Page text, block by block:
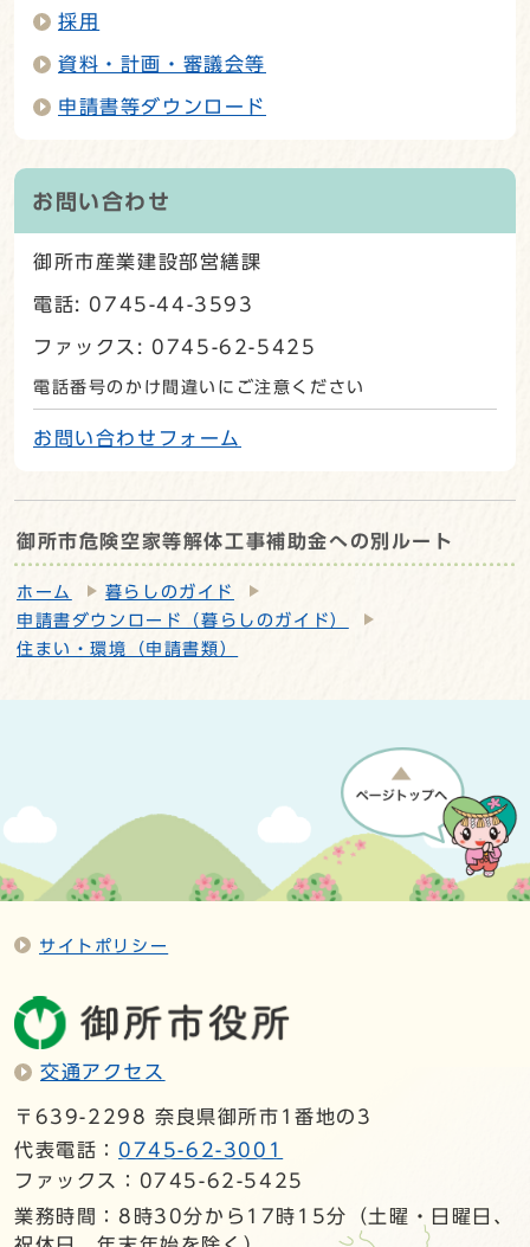
採用
資料・計画・審議会等
申請書等ダウンロード
お問い合わせ
御所市産業建設部営繕課
電話: 0745-44-3593
ファックス: 0745-62-5425
電話番号のかけ間違いにご注意ください
お問い合わせフォーム
御所市危険空家等解体工事補助金への別ルート
ホーム
暮らしのガイド
申請書ダウンロード（暮らしのガイド）
住まい・環境（申請書類）
サイトポリシー
交通アクセス
〒639-2298 奈良県御所市1番地の3
代表電話： 0745-62-3001
ファックス：0745-62-5425
業務時間：8時30分から17時15分（土曜・日曜日、